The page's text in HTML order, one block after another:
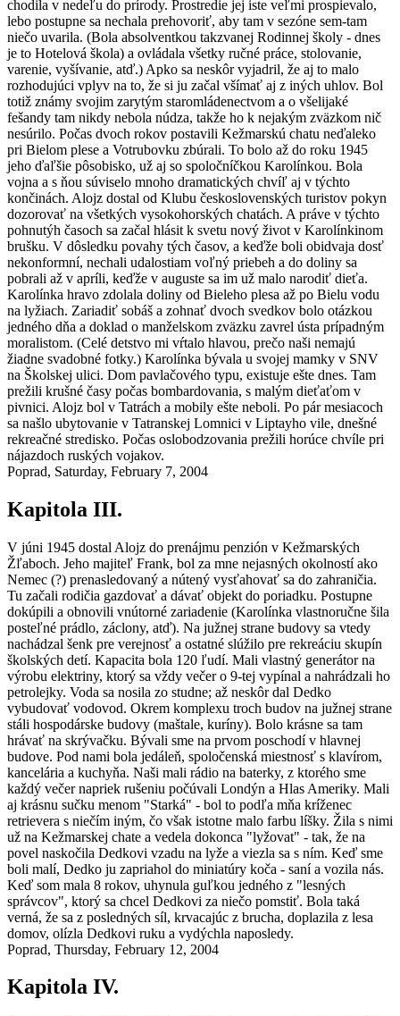
chodila v nedeľu do prírody. Prostredie jej iste veľmi prospievalo,
lebo postupne sa nechala prehovoriť, aby tam v sezóne sem-tam
niečo uvarila. (Bola absolventkou takzvanej Rodinnej školy - dnes
je to Hotelová škola) a ovládala všetky ručné práce, stolovanie,
varenie, vyšívanie, atď.) Apko sa neskôr vyjadril, že aj to malo
rozhodujúci vplyv na to, že si ju začal všímať aj z iných uhlov. Bol
totiž známy svojim zarytým staromládenectvom a o všelijaké
fešandy tam nikdy nebola núdza, takže ho k nejakým zväzkom nič
nesúrilo. Počas dvoch rokov postavili Kežmarskú chatu neďaleko
pri Bielom plese a Votrubovku zbúrali. To bolo až do roku 1945
jeho ďaľšie pôsobisko, už aj so spoločníčkou Karolínkou. Bola
vojna a s ňou súviselo mnoho dramatických chvíľ aj v týchto
končinách. Alojz dostal od Klubu československých turistov pokyn
dozorovať na všetkých vysokohorských chatách. A práve v týchto
pohnutýh časoch sa začal hlásit k svetu nový život v Karolínkinom
brušku. V dôsledku povahy tých časov, a keďže boli obidvaja dosť
nekonformní, nechali udalostiam voľný priebeh a do doliny sa
pobrali až v apríli, keďže v auguste sa im už malo narodiť dieťa.
Karolínka hravo zdolala doliny od Bieleho plesa až po Bielu vodu
na lyžiach. Zariadiť sobáš a zohnať dvoch svedkov bolo otázkou
jedného dňa a doklad o manželskom zväzku zavrel ústa prípadným
moralistom. (Celé detstvo mi vŕtalo hlavou, prečo naši nemajú
žiadne svadobné fotky.) Karolínka bývala u svojej mamky v SNV
na Školskej ulici. Dom pavlačového typu, existuje ešte dnes. Tam
prežili krušné časy počas bombardovania, s malým dieťaťom v
pivnici. Alojz bol v Tatrách a mobily ešte neboli. Po pár mesiacoch
sa našlo ubytovanie v Tatranskej Lomnici v Liptayho vile, dnešné
rekreačné stredisko. Počas oslobodzovania prežili horúce chvíle pri
nájazdoch ruských vojakov.
Poprad, Saturday, February 7, 2004
Kapitola III.
V júni 1945 dostal Alojz do prenájmu penzión v Kežmarských
Žľaboch. Jeho majiteľ Frank, bol za mne nejasných okolností ako
Nemec (?) prenasledovaný a nútený vysťahovať sa do zahraničia.
Tu začali rodičia gazdovať a dávať objekt do poriadku. Postupne
dokúpili a obnovili vnútorné zariadenie (Karolínka vlastnoručne šila
posteľné prádlo, záclony, atď). Na južnej strane budovy sa vtedy
nachádzal šenk pre verejnosť a ostatné slúžilo pre rekreáciu skupín
školských detí. Kapacita bola 120 ľudí. Mali vlastný generátor na
výrobu elektriny, ktorý sa vždy večer o 9-tej vypínal a nahrádzali ho
petrolejky. Voda sa nosila zo studne; až neskôr dal Dedko
vybudovať vodovod. Okrem komplexu troch budov na južnej strane
stáli hospodárske budovy (maštale, kuríny). Bolo krásne sa tam
hrávať na skrývačku. Bývali sme na prvom poschodí v hlavnej
budove. Pod nami bola jedáleň, spoločenská miestnosť s klavírom,
kancelária a kuchyňa. Naši mali rádio na baterky, z ktorého sme
každý večer napriek rušeniu počúvali Londýn a Hlas Ameriky. Mali
aj krásnu sučku menom "Starká" - bol to podľa mňa kríženec
retrievera s niečím iným, čo však istotne malo farbu líšky. Žila s nimi
už na Kežmarskej chate a vedela dokonca "lyžovat" - tak, že na
povel naskočila Dedkovi vzadu na lyže a viezla sa s ním. Keď sme
boli malí, Dedko ju zapriahol do miniatúry koča - saní a vozila nás.
Keď som mala 8 rokov, uhynula guľkou jedného z "lesných
správcov", ktorý sa chcel Dedkovi za niečo pomstiť. Bola taká
verná, že sa z posledných síl, krvacajúc z brucha, doplazila z lesa
domov, olízla Dedkovi ruku a vydýchla naposledy.
Poprad, Thursday, February 12, 2004
Kapitola IV.